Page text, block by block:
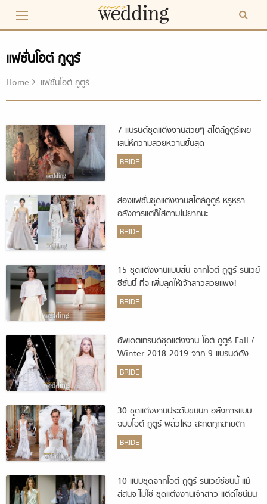
content
แฟชั่นโอต์ กูตูร์
Home แฟชั่นโอต์ กูตูร์
7 แบรนด์ชุดแต่งงานสวยๆ สไตล์กูตูร์เผย
เสน่ห์ความสวยหวานขั้นสุด
BRIDE
ส่องแฟชั่นชุดแต่งงานสไตล์กูตูร์ หรูหรา
อลังการแต่ก็ใส่ตามไม่ยากนะ
BRIDE
15 ชุดแต่งงานแบบสั้น จากโอต์ กูตูร์ รันเวย์
ซีซั่นนี้ ที่จะเพิ่มลุคให้เจ้าสาวสวยแพง!
BRIDE
อัพเดตเทรนด์ชุดแต่งงาน โอต์ กูตูร์ Fall /
Winter 2018-2019 จาก 9 แบรนด์ดัง
BRIDE
30 ชุดแต่งงานประดับขนนก อลังการแบบ
ฉบับโอต์ กูตูร์ พลิ้วไหว สะกดทุกสายตา
BRIDE
10 แบบชุดจากโอต์ กูตูร์ รันเวย์ซีซันนี้ แม้
สีสันจะไม่ใช่ ชุดแต่งงานเจ้าสาว แต่ดีไซน์มัน